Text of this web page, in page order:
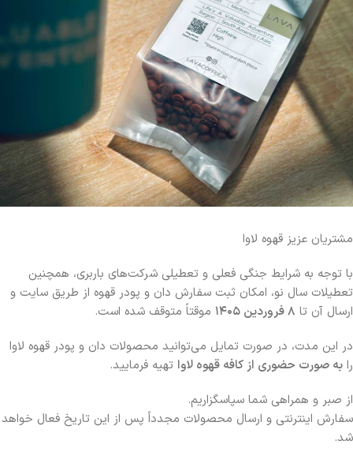
مشتریان عزیز قهوه لاوا
با توجه به شرایط جنگی فعلی و تعطیلی شرکت‌های باربری، همچنین
تعطیلات سال نو، امکان ثبت سفارش دان و پودر قهوه از طریق سایت و
ارسال آن تا ۸ فروردین ۱۴۰۵
موقتاً متوقف شده است.
در این مدت، در صورت تمایل می‌توانید محصولات دان و پودر قهوه لاوا
را به صورت حضوری از کافه قهوه لاوا تهیه فرمایید.
از صبر و همراهی شما سپاسگزاریم.
سفارش اینترنتی و ارسال محصولات مجدداً پس از این تاریخ فعال خواهد
شد.